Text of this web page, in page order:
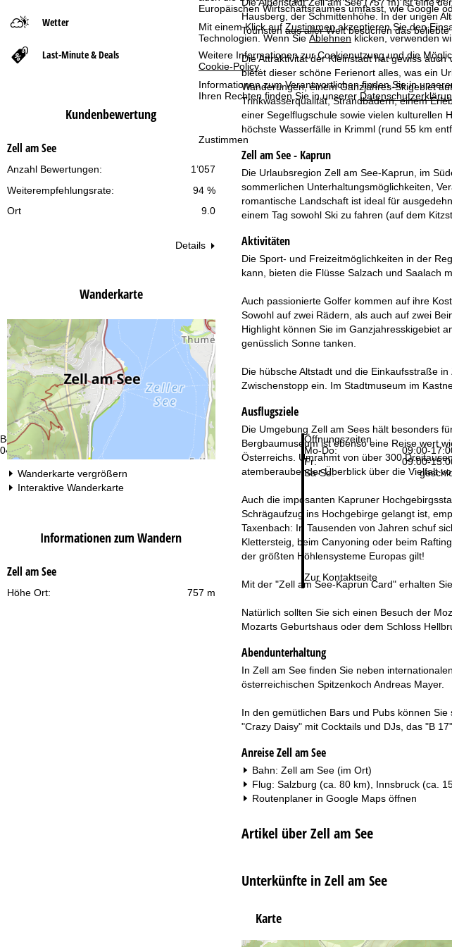
Europäischen Wirtschaftsraumes umfasst, wie Google
Mit einem Klick auf Zustimmenakzeptieren Sie den
Technologien. Wenn SieAblehnenklicken, verwenden
Weitere Informationen zur Cookienutzung und die
Cookie-Policy
Informationen zum Verantwortlichen finden Sie in
Ihren Rechten finden Sie in unserer
Zustimmen
Beratung
044 580 28 89
Öffnungszeiten
Mo-Do:
09:00-
Fr:
09:00-
Sa-So:
Zur Kontaktseite
Wetter
Last-Minute & Deals
Kundenbewertung
Zell am See
1’057
Anzahl Bewertungen:
94 %
Weiterempfehlungsrate:
Ort
9.0
Details
Wanderkarte
Wanderkarte vergrößern
Interaktive Wanderkarte
Informationen zum Wandern
Zell am See
757 m
Höhe Ort:
t
s
e
i
e
Hausberg, der Schmittenhöhe. In der urigen
Touristen aus aller Welt besuchen das
Die Attraktivität der Kleinstadt hat gewiss
bietet dieser schöne Ferienort alles, was ein
Wanderungen, einem Ganzjahres-Skigebiet
Trinkwasserqualität, Strandbädern, einem
einer Segelflugschule sowie vielen kulturellen
höchste Wasserfälle in Krimml (rund 55 km
Zell am See - Kaprun
Die Urlaubsregion Zell am See-Kaprun, im
sommerlichen Unterhaltungsmöglichkeiten,
romantische Landschaft ist ideal für
einem Tag sowohl Ski zu fahren (auf dem
Aktivitäten
Die Sport- und Freizeitmöglichkeiten in der
kann, bieten die Flüsse Salzach und Saalach
Auch passionierte Golfer kommen auf ihre
Sowohl auf zwei Rädern, als auch auf zwei
Highlight können Sie im Ganzjahresskigebiet
genüsslich Sonne tanken.
Die hübsche Altstadt und die Einkaufsstraße
Zwischenstopp ein. Im Stadtmuseum im
Ausflugsziele
Die Umgebung Zell am Sees hält besonders
Bergbaumuseum ist ebenso eine Reise wert
Österreichs. Umrahmt von über 300
atemberaubender Überblick über die Vielfalt
Auch die imposanten Kapruner
Schrägaufzug ins Hochgebirge gelangt ist,
Taxenbach: In Tausenden von Jahren schuf
Klettersteig, beim Canyoning oder beim
der größten Höhlensysteme Europas gilt!
Mit der "Zell am See-Kaprun Card" erhalten
Natürlich sollten Sie sich einen Besuch der
Mozarts Geburtshaus oder dem Schloss
Abendunterhaltung
In Zell am See finden Sie neben
österreichischen Spitzenkoch Andreas Mayer.
In den gemütlichen Bars und Pubs können
"Crazy Daisy" mit Cocktails und DJs, das "B
Anreise Zell am See
Bahn: Zell am See (im Ort)
Flug: Salzburg (ca. 80 km), Innsbruck (ca.
Routenplaner in Google Mapsöffnen
Artikel über Zell am See
Unterkünfte in Zell am See
Karte